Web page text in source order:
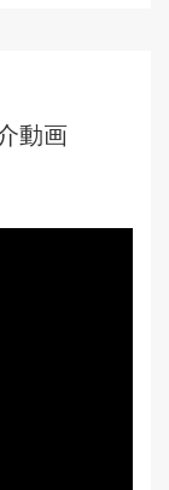
動画